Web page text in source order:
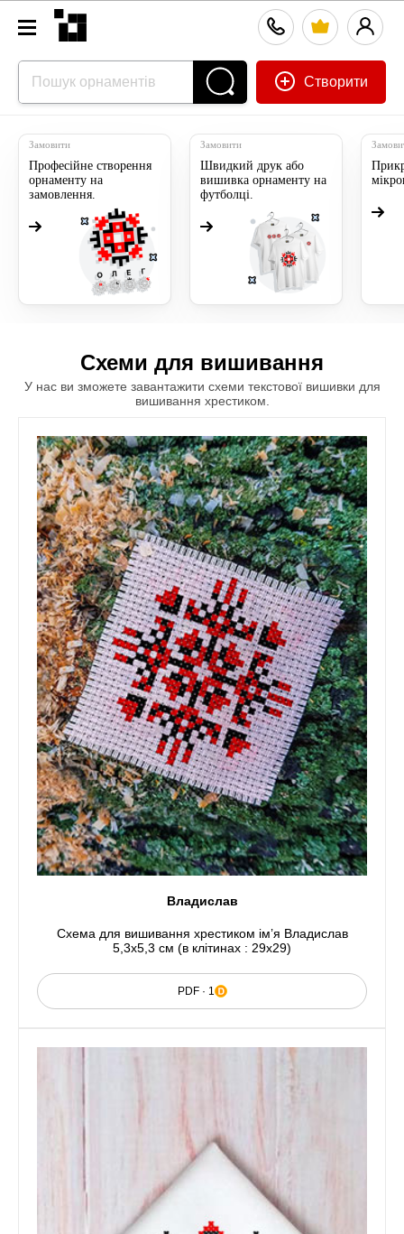
Створити
Замовити
Професійне створення
орнаменту на
замовлення.
Замовити
Швидкий друк або
вишивка орнаменту на
футболці.
Схеми для вишивання
У нас ви зможете завантажити схеми текстової вишивки для
вишивання хрестиком.
Владислав
Схема для вишивання хрестиком ім’я Владислав
5,3x5,3 см (в клітинах : 29x29)
PDF · 1